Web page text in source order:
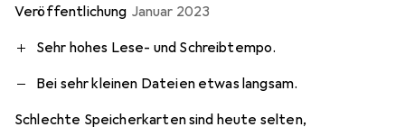
Veröffentlichung Januar 2023
Sehr hohes Lese- und Schreibtempo.
Bei sehr kleinen Dateien etwas langsam.
Schlechte Speicherkarten sind heute selten,